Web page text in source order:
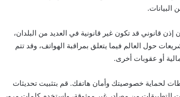
البيانات.
إذن قانوني قد تكون غير قانونية في العديد من البلدان،
حول العالم فيما يتعلق بمراقبة الهواتف، وقد تتم
أو عقوبات أخرى.
لحماية خصوصيتك وأمان هاتفك. قم بتثبيت تحديثات